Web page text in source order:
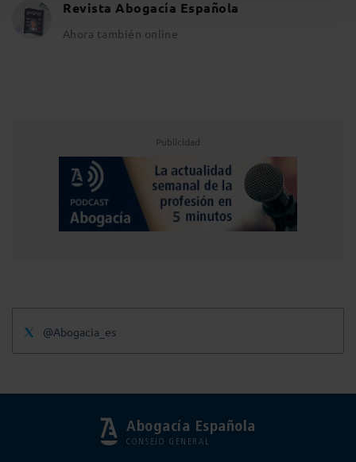
Revista Abogacía Española
Ahora también online
Publicidad
@Abogacia_es
Abogacía Española
CONSEJO GENERAL